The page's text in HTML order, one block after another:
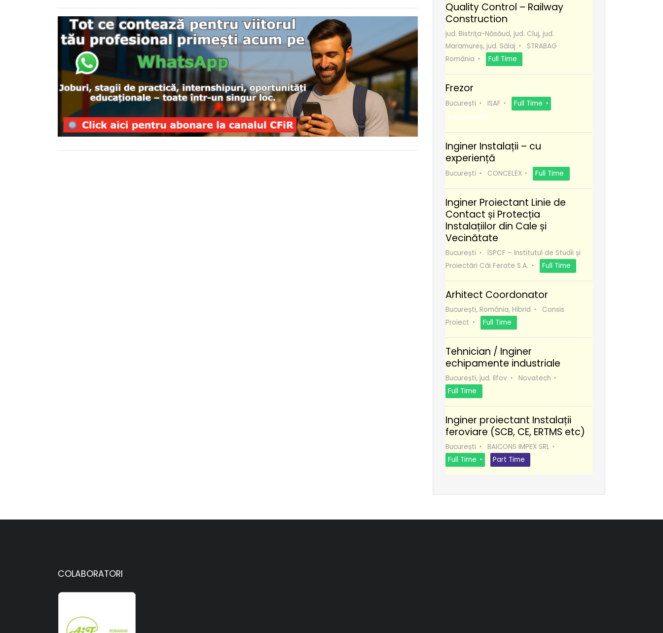
Quality Control – Railway
Construction
jud. Bistrița-Năsăud, jud. Cluj, jud.
Maramureș, jud. Sălaj
STRABAG
România
Full Time
Frezor
București ISAF
Full Time
Recomanda
Inginer Instalații – cu
experiență
București CONCELEX Full Time
Inginer Proiectant Linie de
Contact și Protecția
Instalațiilor din Cale și
Vecinătate
București
ISPCF – Institutul de Studii și
Proiectări Căi Ferate S.A.
Full Time
Arhitect Coordonator
București, România, Hibrid
Consis
Proiect
Full Time
Tehnician / Inginer
echipamente industriale
București, jud. Ilfov
Novatech
Full Time
Inginer proiectant Instalații
feroviare (SCB, CE, ERTMS etc)
București
BAICONS IMPEX SRL
Full Time
Part Time
COLABORATORI